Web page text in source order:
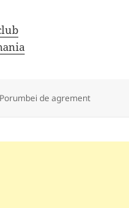
Categorii
Porumbei de agrement